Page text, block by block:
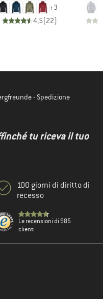
+3
4,5(22)
- Spedizione
tu riceva il tuo
100 giorni di diritto di
recesso
Le recensioni di 985
clienti